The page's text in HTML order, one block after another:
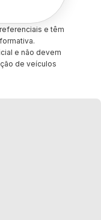
e têm
e não devem
de veículos